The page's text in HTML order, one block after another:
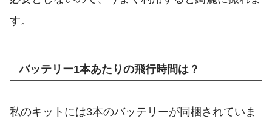
す。
バッテリー1本あたりの飛行時間は？
私のキットには3本のバッテリーが同梱されていま